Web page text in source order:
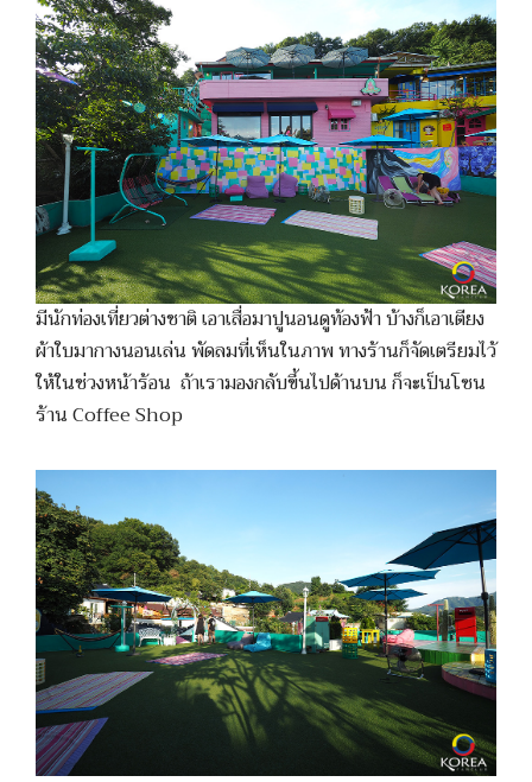
มีนักท่องเที่ยวต่างชาติ เอาเสื่อมาปูนอนดูท้องฟ้า บ้างก็เอาเตียง
ผ้าใบมากางนอนเล่น พัดลมที่เห็นในภาพ ทางร้านก็จัดเตรียมไว้
ให้ในช่วงหน้าร้อน ถ้าเรามองกลับขึ้นไปด้านบน ก็จะเป็นโซน
ร้าน Coffee Shop